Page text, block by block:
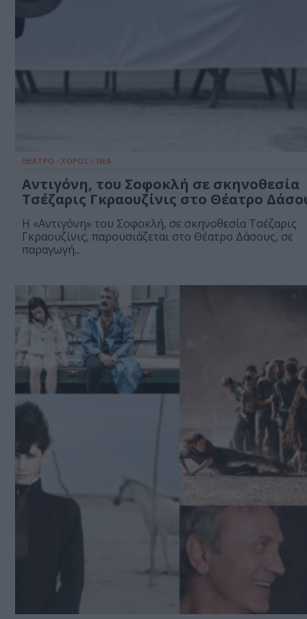
ΘΕΑΤΡΟ - ΧΟΡΟΣ / ΝΕΑ
Αντιγόνη, του Σοφοκλή σε σκηνοθεσία
Τσέζαρις Γκραουζίνις στο Θέατρο
Η «Αντιγόνη» του Σοφοκλή, σε σκηνοθεσία Τσέζαρις
Γκραουζίνις, παρουσιάζεται στο Θέατρο Δάσους, σε
παραγωγή...